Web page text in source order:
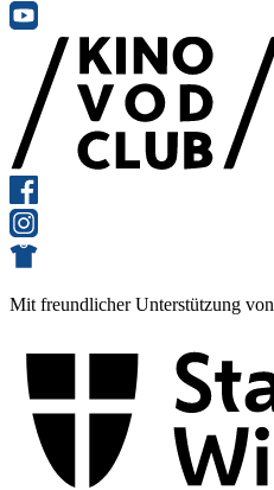
Mit freundlicher Unterstützung von